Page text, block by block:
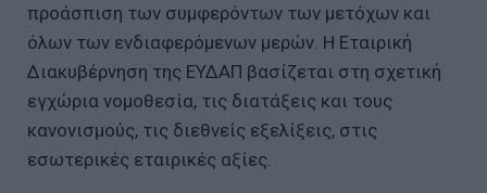
προάσπιση των συμφερόντων των μετόχων και
όλων των ενδιαφερόμενων μερών. Η Εταιρική
Διακυβέρνηση της ΕΥΔΑΠ βασίζεται στη σχετική
εγχώρια νομοθεσία, τις διατάξεις και τους
κανονισμούς, τις διεθνείς εξελίξεις, στις
εσωτερικές εταιρικές αξίες.